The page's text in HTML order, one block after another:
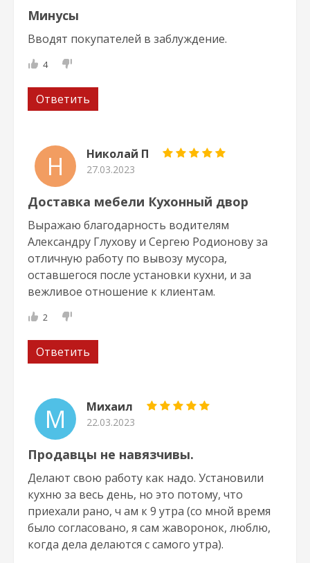
Минусы
Вводят покупателей в заблуждение.
4
Ответить
Н Николай П
27.03.2023
Доставка мебели Кухонный двор
Выражаю благодарность водителям
Александру Глухову и Сергею Родионову за
отличную работу по вывозу мусора,
оставшегося после установки кухни, и за
вежливое отношение к клиентам.
2
Ответить
М Михаил
22.03.2023
Продавцы не навязчивы.
Делают свою работу как надо. Установили
кухню за весь день, но это потому, что
приехали рано, ч ам к 9 утра (со мной время
было согласовано, я сам жаворонок, люблю,
когда дела делаются с самого утра).